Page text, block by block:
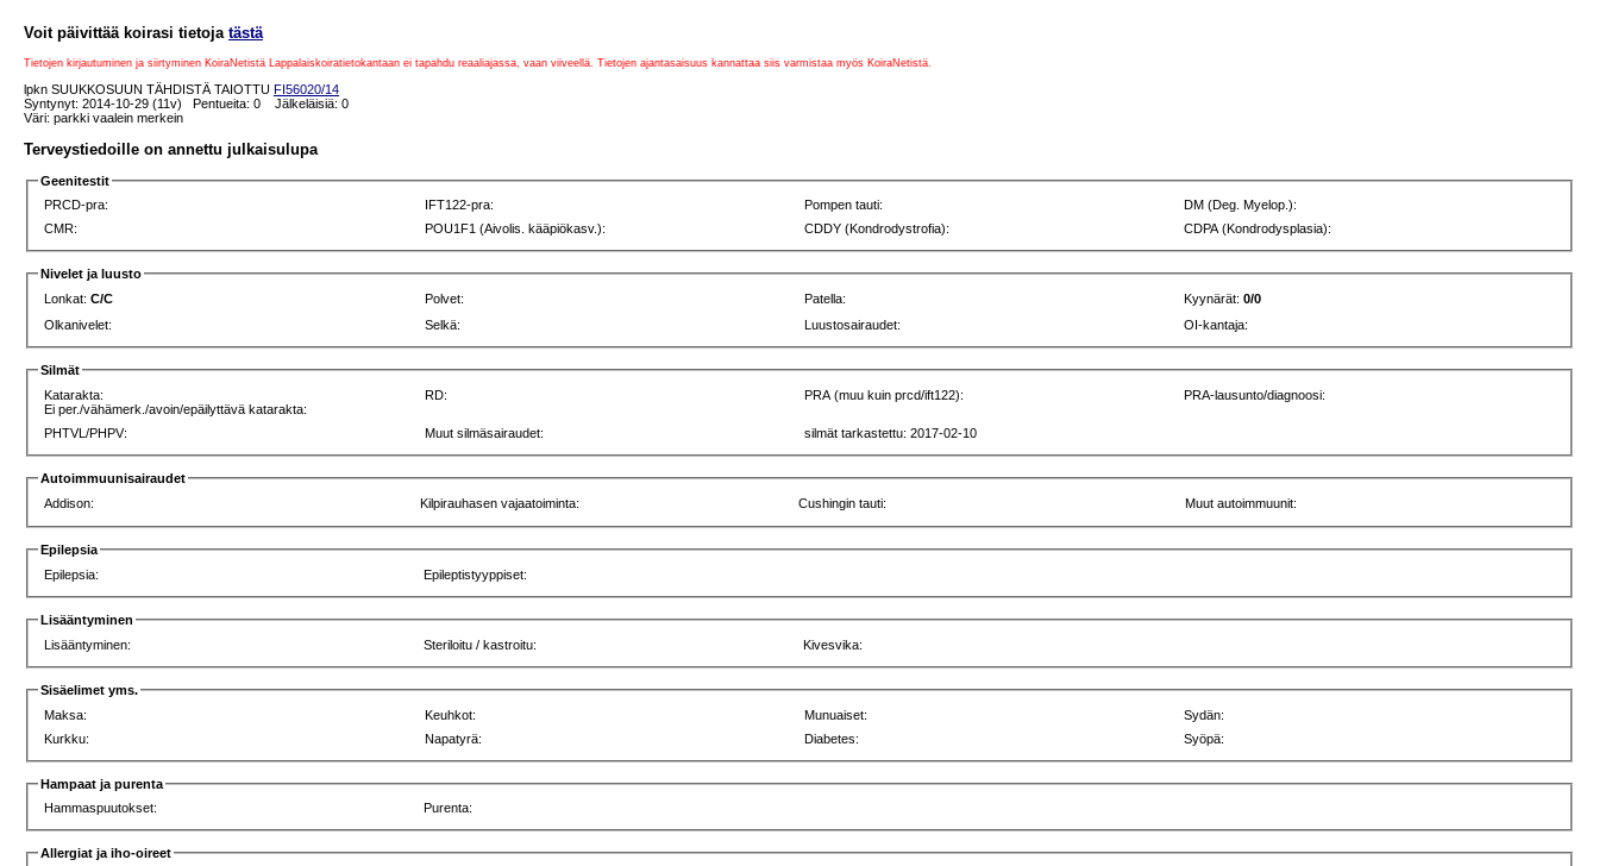
Voit päivittää koirasi tietoja tästä
Tietojen kirjautuminen ja siirtyminen KoiraNetistä Lappalaiskoiratietokantaan ei tapahdu reaaliajassa, vaan viiveellä. Tietojen ajantasaisuus kannattaa siis varmistaa myös KoiraNetistä.
lpkn SUUKKOSUUN TÄHDISTÄ TAIOTTU FI56020/14
Syntynyt: 2014-10-29 (11v) Pentueita: 0 Jälkeläisiä: 0
Väri: parkki vaalein merkein
Terveystiedoille on annettu julkaisulupa
Geenitestit
PRCD-pra:
IFT122-pra: Pompen tauti:
DM (Deg. Myelop.):
CMR:
POU1F1 (Aivolis. kääpiökasv.): CDDY (Kondrodystrofia): CDPA (Kondrodysplasia):
Nivelet ja luusto
Lonkat:C/C Polvet: Patella: Kyynärät:0/0
Olkanivelet:
Selkä: Luustosairaudet: OI-kantaja:
Silmät
Katarakta:
Ei per./vähämerk./avoin/epäilyttävä katarakta:
RD: PRA (muu kuin prcd/ift122): PRA-lausunto/diagnoosi:
PHTVL/PHPV: Muut silmäsairaudet: silmät tarkastettu: 2017-02-10
Autoimmuunisairaudet
Addison:
Kilpirauhasen vajaatoiminta: Cushingin tauti: Muut autoimmuunit:
Epilepsia
Epilepsia:
Epileptistyyppiset:
Lisääntyminen
Lisääntyminen:
Steriloitu / kastroitu: Kivesvika:
Sisäelimet yms.
Maksa:
Keuhkot: Munuaiset:
Sydän:
Kurkku:
Napatyrä: Diabetes: Syöpä:
Hampaat ja purenta
Hammaspuutokset:
Purenta:
Allergiat ja iho-oireet